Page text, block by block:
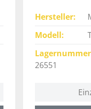
Hersteller
Modell
Lagernummer
26551